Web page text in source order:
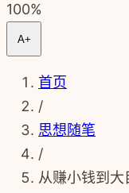
100%
A+
首页
/
思想随笔
/
从赚小钱到大